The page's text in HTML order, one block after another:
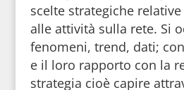
scelte strategiche
alle attività sulla rete. Si
fenomeni, trend, dati;
e il loro rapporto con la
strategia cioè capire